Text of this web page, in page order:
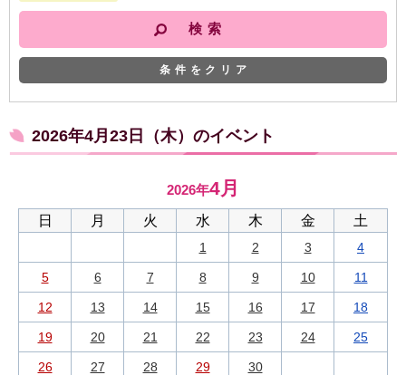
条件をクリア
2026年4月23日（木）のイベント
2026年4月
日 月 火 水 木 金 土
1 2 3 4
5 6 7 8 9 10 11
12 13 14 15 16 17 18
19 20 21 22 23 24 25
26 27 28 29 30